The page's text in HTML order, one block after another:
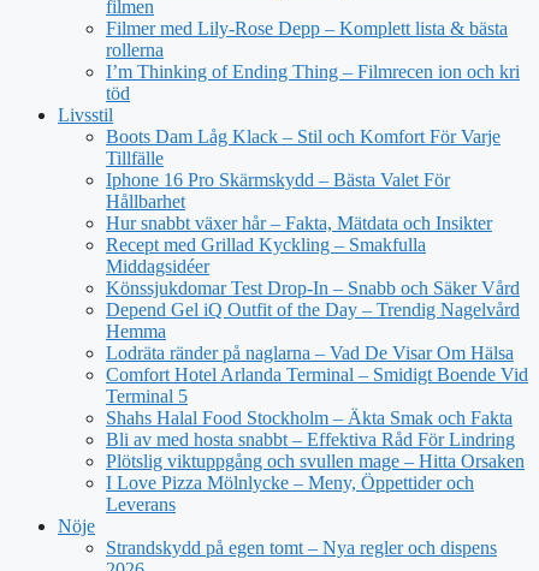
filmen
Filmer med Lily-Rose Depp – Komplett lista & bästa
rollerna
I’m Thinking of Ending Thing – Filmrecen ion och kri
töd
Livsstil
Boots Dam Låg Klack – Stil och Komfort För Varje
Tillfälle
Iphone 16 Pro Skärmskydd – Bästa Valet För
Hållbarhet
Hur snabbt växer hår – Fakta, Mätdata och Insikter
Recept med Grillad Kyckling – Smakfulla
Middagsidéer
Könssjukdomar Test Drop-In – Snabb och Säker Vård
Depend Gel iQ Outfit of the Day – Trendig Nagelvård
Hemma
Lodräta ränder på naglarna – Vad De Visar Om Hälsa
Comfort Hotel Arlanda Terminal – Smidigt Boende Vid
Terminal 5
Shahs Halal Food Stockholm – Äkta Smak och Fakta
Bli av med hosta snabbt – Effektiva Råd För Lindring
Plötslig viktuppgång och svullen mage – Hitta Orsaken
I Love Pizza Mölnlycke – Meny, Öppettider och
Leverans
Nöje
Strandskydd på egen tomt – Nya regler och dispens